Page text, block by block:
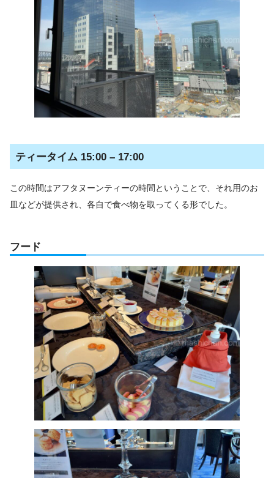
ティータイム 15:00 – 17:00
この時間はアフタヌーンティーの時間ということで、それ用のお
皿などが提供され、各自で食べ物を取ってくる形でした。
フード